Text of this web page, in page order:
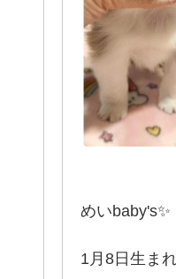
めいbaby's✨
1月8日生ま